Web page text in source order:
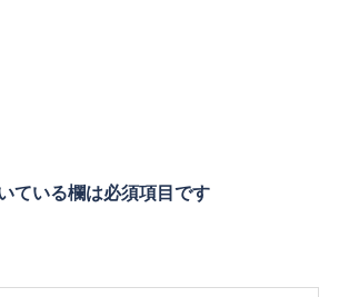
ている欄は必須項目です